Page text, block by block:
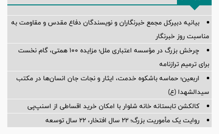
بیانیه دبیرکل مجمع خبرنگاران و نویسندگان دفاع مقدس و مقاومت به
مناسبت روز خبرنگار
چرخش بزرگ در مؤسسه اعتباری ملل؛ مزایده ۱۰۰ همتی، گام نخست
برای ترمیم ترازنامه
اربعین؛ حماسه باشکوه خدمت، ایثار و نجات جان انسان‌ها در مکتب
سیدالشهدا (ع)
کالکشن تابستانه خانه شلوار با امکان خرید اقساطی از اسنپ‌پی
روایت یک مأموریت بزرگ؛ ۲۲ سال افتخار، ۲۲ سال توسعه